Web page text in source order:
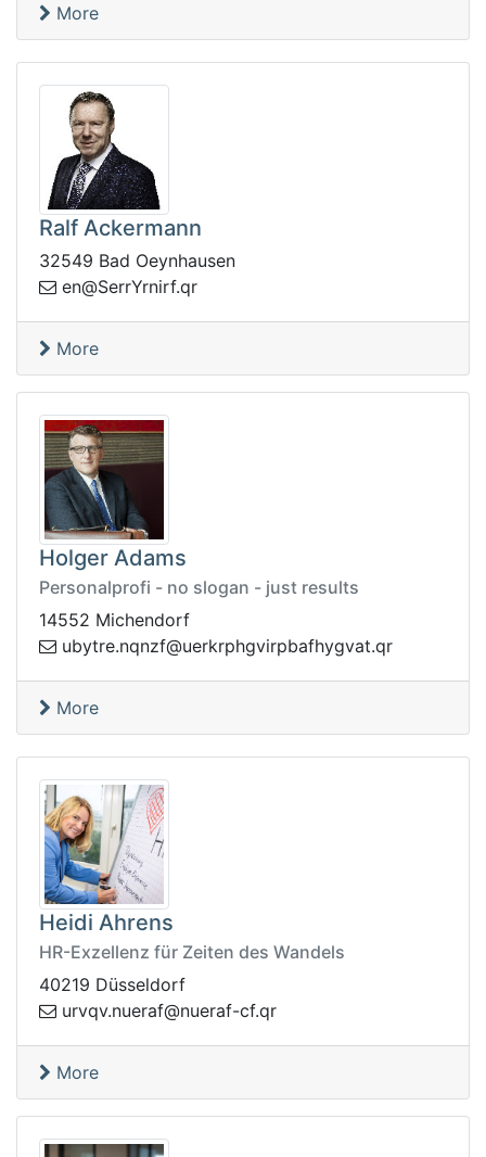
More
Ralf Ackermann
32549 Bad Oeynhausen
rq.
frinrYrreS@ne
More
Holger Adams
Personalprofi - no slogan - just results
14552 Michendorf
rq.tavgyhfabprivghprkreu@fznqn.ertybu
More
Heidi Ahrens
HR-Exzellenz für Zeiten des Wandels
40219 Düsseldorf
rq.fc-fareun@f
areun.vqvru
More